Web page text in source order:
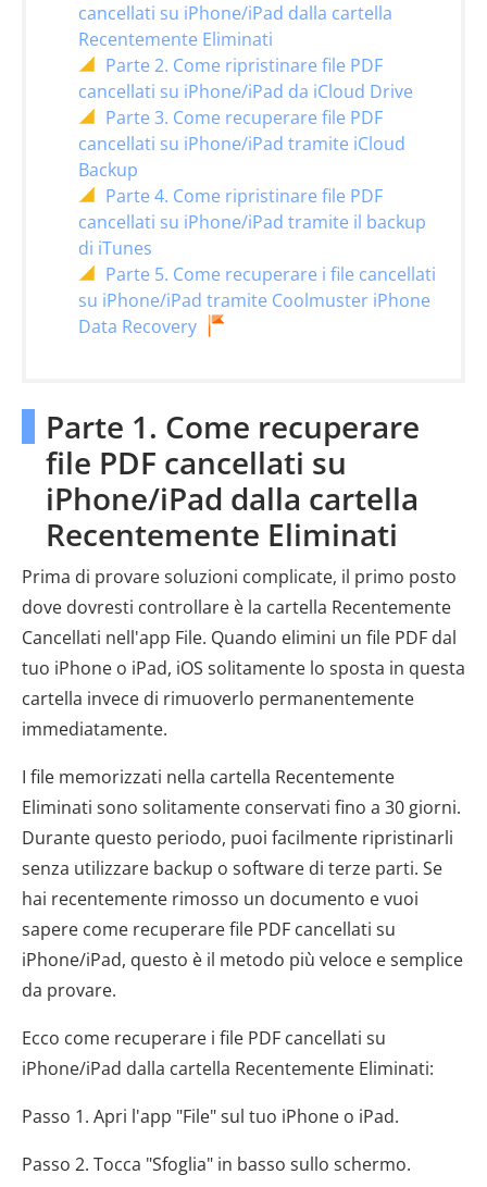
cancellati su iPhone/iPad dalla cartella
Recentemente Eliminati
Parte 2. Come ripristinare file PDF
cancellati su iPhone/iPad da iCloud Drive
Parte 3. Come recuperare file PDF
cancellati su iPhone/iPad tramite iCloud
Backup
Parte 4. Come ripristinare file PDF
cancellati su iPhone/iPad tramite il backup
di iTunes
Parte 5. Come recuperare i file cancellati
su iPhone/iPad tramite Coolmuster iPhone
Data Recovery
Parte 1. Come recuperare
file PDF cancellati su
iPhone/iPad dalla cartella
Recentemente Eliminati
Prima di provare soluzioni complicate, il primo posto
dove dovresti controllare è la cartella Recentemente
Cancellati nell'app File. Quando elimini un file PDF dal
tuo iPhone o iPad, iOS solitamente lo sposta in questa
cartella invece di rimuoverlo permanentemente
immediatamente.
I file memorizzati nella cartella Recentemente
Eliminati sono solitamente conservati fino a 30 giorni.
Durante questo periodo, puoi facilmente ripristinarli
senza utilizzare backup o software di terze parti. Se
hai recentemente rimosso un documento e vuoi
sapere come recuperare file PDF cancellati su
iPhone/iPad, questo è il metodo più veloce e semplice
da provare.
Ecco come recuperare i file PDF cancellati su
iPhone/iPad dalla cartella Recentemente Eliminati:
Passo 1. Apri l'app "File" sul tuo iPhone o iPad.
Passo 2. Tocca "Sfoglia" in basso sullo schermo.